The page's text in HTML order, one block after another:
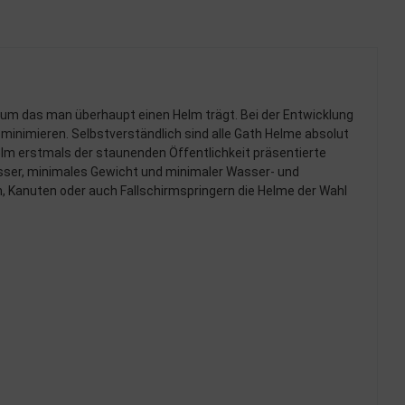
das man überhaupt einen Helm trägt. Bei der Entwicklung
Selbstverständlich sind alle Gath Helme absolut
erstmals der staunenden Öffentlichkeit präsentierte
minimales Gewicht und minimaler Wasser- und
oder auch Fallschirmspringern die Helme der Wahl